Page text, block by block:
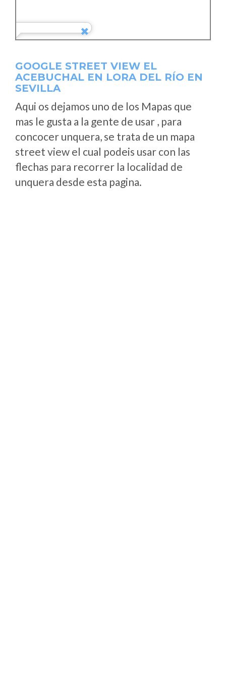
GOOGLE STREET VIEW EL
ACEBUCHAL EN LORA DEL RÍO EN
SEVILLA
Aqui os dejamos uno de los Mapas que
mas le gusta a la gente de usar , para
concocer unquera, se trata de un mapa
street view el cual podeis usar con las
flechas para recorrer la localidad de
unquera desde esta pagina.